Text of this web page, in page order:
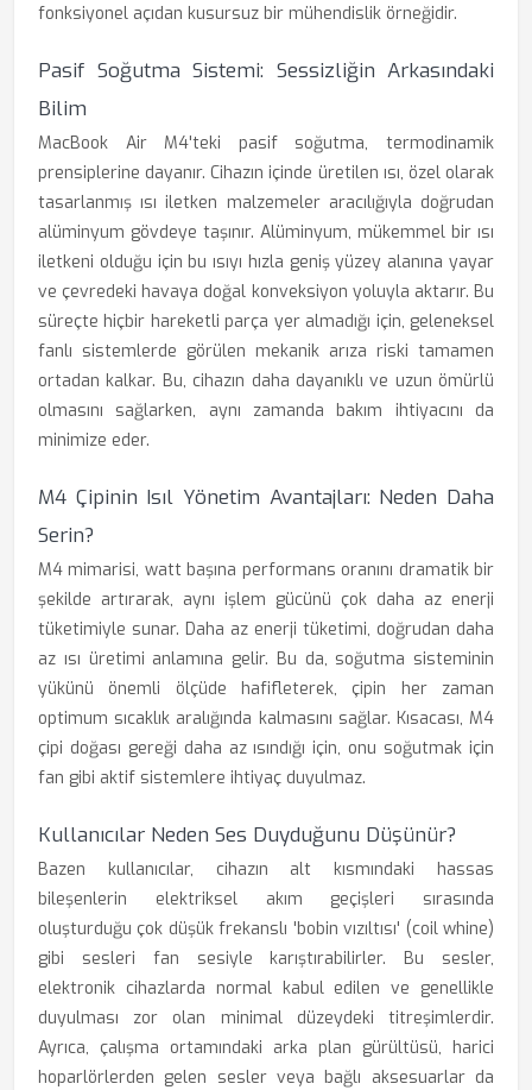
fonksiyonel açıdan kusursuz bir mühendislik örneğidir.
Pasif Soğutma Sistemi: Sessizliğin Arkasındaki
Bilim
MacBook Air M4'teki pasif soğutma, termodinamik
prensiplerine dayanır. Cihazın içinde üretilen ısı, özel olarak
tasarlanmış ısı iletken malzemeler aracılığıyla doğrudan
alüminyum gövdeye taşınır. Alüminyum, mükemmel bir ısı
iletkeni olduğu için bu ısıyı hızla geniş yüzey alanına yayar
ve çevredeki havaya doğal konveksiyon yoluyla aktarır. Bu
süreçte hiçbir hareketli parça yer almadığı için, geleneksel
fanlı sistemlerde görülen mekanik arıza riski tamamen
ortadan kalkar. Bu, cihazın daha dayanıklı ve uzun ömürlü
olmasını sağlarken, aynı zamanda bakım ihtiyacını da
minimize eder.
M4 Çipinin Isıl Yönetim Avantajları: Neden Daha
Serin?
M4 mimarisi, watt başına performans oranını dramatik bir
şekilde artırarak, aynı işlem gücünü çok daha az enerji
tüketimiyle sunar. Daha az enerji tüketimi, doğrudan daha
az ısı üretimi anlamına gelir. Bu da, soğutma sisteminin
yükünü önemli ölçüde hafifleterek, çipin her zaman
optimum sıcaklık aralığında kalmasını sağlar. Kısacası, M4
çipi doğası gereği daha az ısındığı için, onu soğutmak için
fan gibi aktif sistemlere ihtiyaç duyulmaz.
Kullanıcılar Neden Ses Duyduğunu Düşünür?
Bazen kullanıcılar, cihazın alt kısmındaki hassas
bileşenlerin elektriksel akım geçişleri sırasında
oluşturduğu çok düşük frekanslı 'bobin vızıltısı' (coil whine)
gibi sesleri fan sesiyle karıştırabilirler. Bu sesler,
elektronik cihazlarda normal kabul edilen ve genellikle
duyulması zor olan minimal düzeydeki titreşimlerdir.
Ayrıca, çalışma ortamındaki arka plan gürültüsü, harici
hoparlörlerden gelen sesler veya bağlı aksesuarlar da